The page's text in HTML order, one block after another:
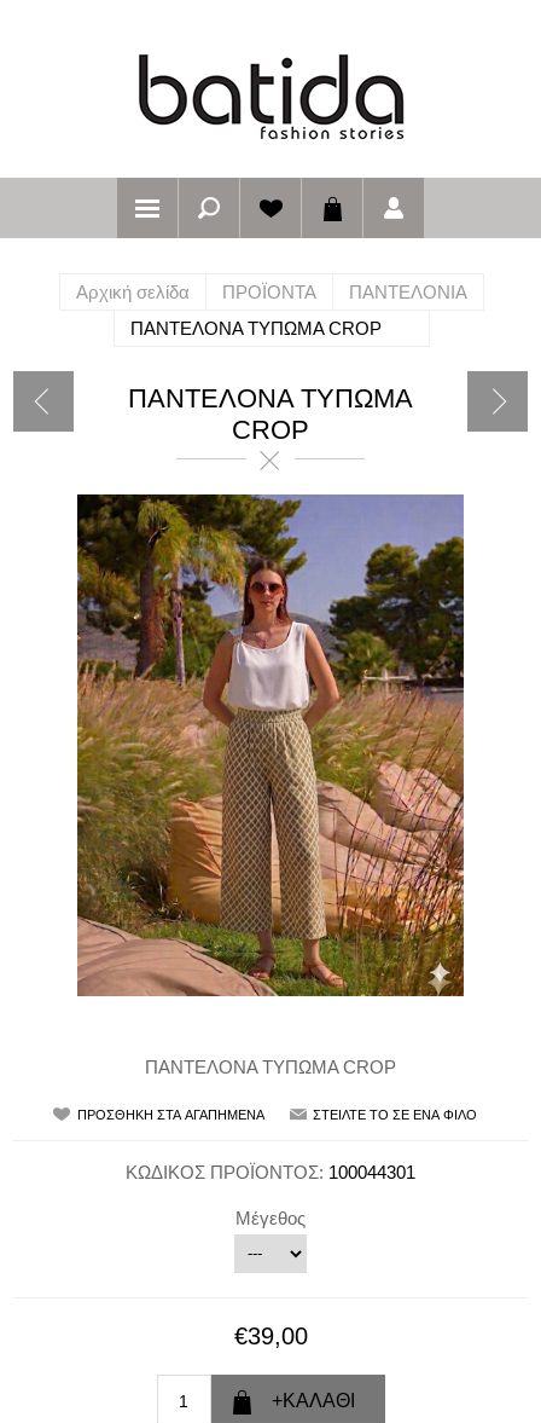
Αρχική σελίδα ΠΡΟΪΟΝΤΑ
ΠΑΝΤΕΛΟΝΙΑ
ΠΑΝΤΕΛΟΝΑ ΤΥΠΩΜΑ CROP
ΠΑΝΤΕΛΟΝΑ ΤΥΠΩΜΑ
CROP
ΠΑΝΤΕΛΟΝΑ ΤΥΠΩΜΑ CROP
ΚΩΔΙΚΟΣ ΠΡΟΪΟΝΤΟΣ: 100044301
Μέγεθος
€39,00